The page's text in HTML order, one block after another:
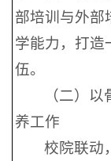
部培训与外部
学能力，打造
伍。
（二）
养工作
校院联动